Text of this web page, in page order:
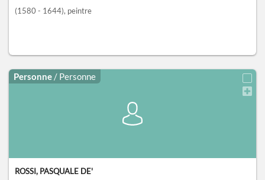
(1580 - 1644), peintre
Personne / Personne
ROSSI, PASQUALE DE'